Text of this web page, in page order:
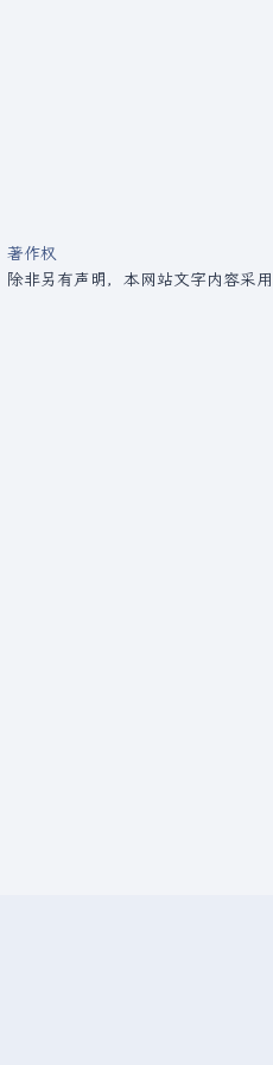
著作权
除非另有声明，本网站文字内容采用